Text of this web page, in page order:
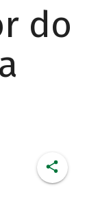
do